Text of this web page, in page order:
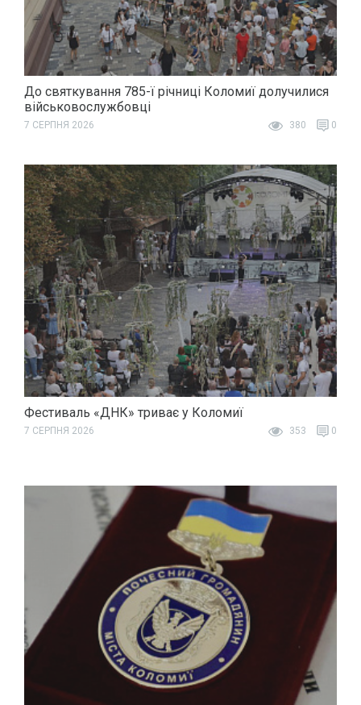
До святкування 785-ї річниці Коломиї долучилися
військовослужбовці
7 СЕРПНЯ 2026 380 0
Фестиваль «ДНК» триває у Коломиї
7 СЕРПНЯ 2026 353 0